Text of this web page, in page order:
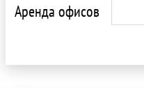
Аренда офисов